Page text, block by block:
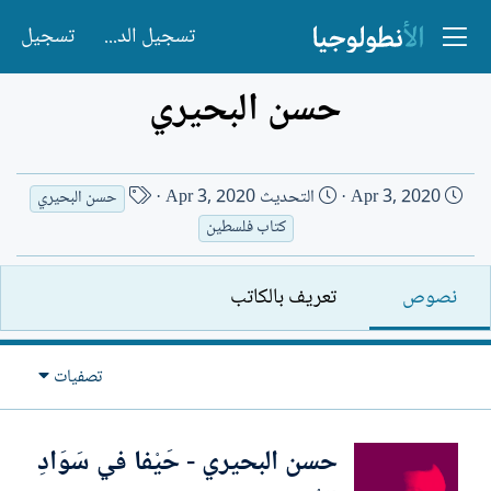
تسجيل الدخول تسجيل
حسن البحيري
ت
ر
ي
خ
ا
ل
ن
ا
Apr 3, 2020 التحديث Apr 3, 2020
ا
م
ا
ك
ا
ب
حسن البحيري
كتاب فلسطين
نصوص تعريف بالكاتب
تصفيات
حسن البحيري - حَيْفا في سَوَادِ